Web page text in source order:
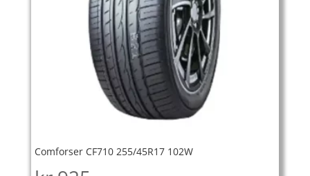
Comforser CF710 255/45R17 102W